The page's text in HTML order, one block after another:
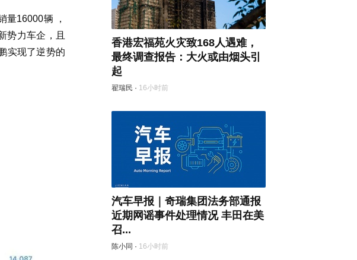
量16000辆 ，
势力车企，且
实现了逆势的
香港宏福苑火灾致168人遇难，
最终调查报告：大火或由烟头引
起
翟瑞民 · 16小时前
汽车早报｜奇瑞集团法务部通报
近期网谣事件处理情况 丰田在美
召...
陈小同 · 16小时前